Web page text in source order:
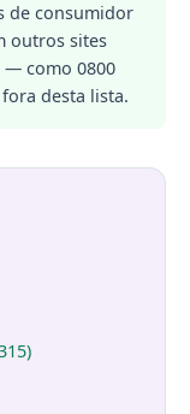
de consumidor
outros sites
— como 0800
desta lista.